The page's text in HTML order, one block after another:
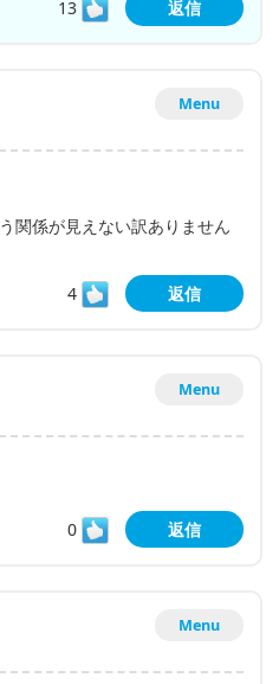
13 返信
Menu
関係が見えない訳ありません
4
返信
Menu
0
返信
Menu